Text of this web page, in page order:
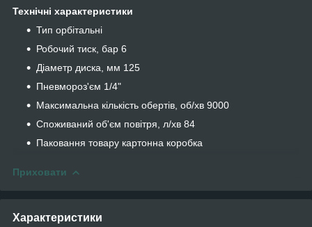
Технічні характеристики
Тип орбітальні
Робочий тиск, бар 6
Діаметр диска, мм 125
Пневмороз'єм 1/4"
Максимальна кількість обертів, об/хв 9000
Споживаний об'єм повітря, л/хв 84
Паковання товару картонна коробка
Приховати
Характеристики